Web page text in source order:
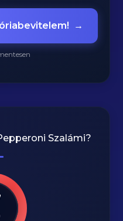
→
Szalámi?